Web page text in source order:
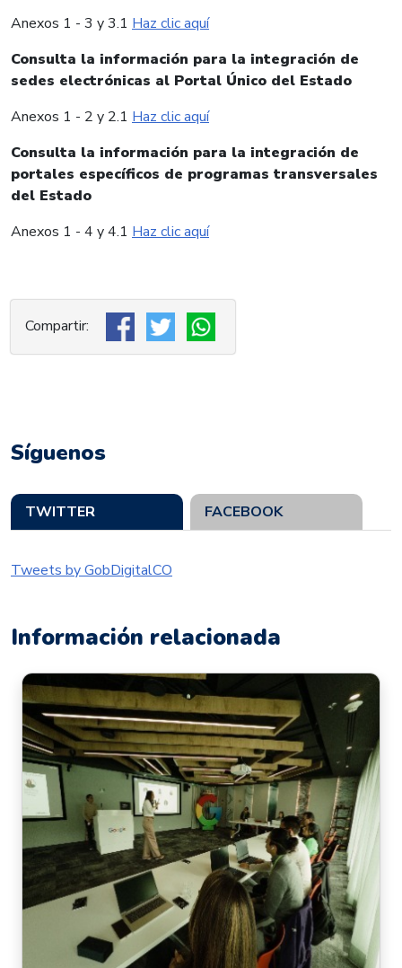
Anexos 1 - 3 y 3.1 Haz clic aquí
Consulta la información para la integración de
sedes electrónicas al Portal Único del Estado
Anexos 1 - 2 y 2.1 Haz clic aquí
Consulta la información para la integración de
portales específicos de programas transversales
del Estado
Anexos 1 - 4 y 4.1 Haz clic aquí
Síguenos
TWITTER FACEBOOK
Tweets by GobDigitalCO
Información relacionada